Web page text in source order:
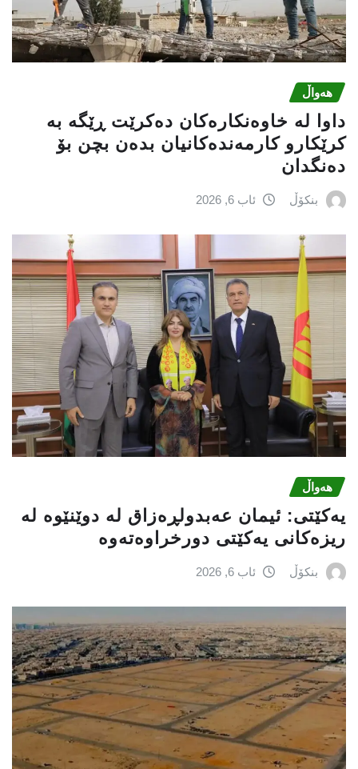
هەواڵ
داوا لە خاوەنکارەکان دەکرێت ڕێگە بە
کرێکارو کارمەندەکانیان بدەن بچن بۆ
دەنگدان
بنکۆڵ ئاب 6, 2026
هەواڵ
یه‌كێتی: ئیمان عه‌بدولڕه‌زاق له‌ دوێنێوه‌ له‌
ریزه‌كانی یه‌كێتی دورخراوه‌ته‌وه‌
بنکۆڵ ئاب 6, 2026